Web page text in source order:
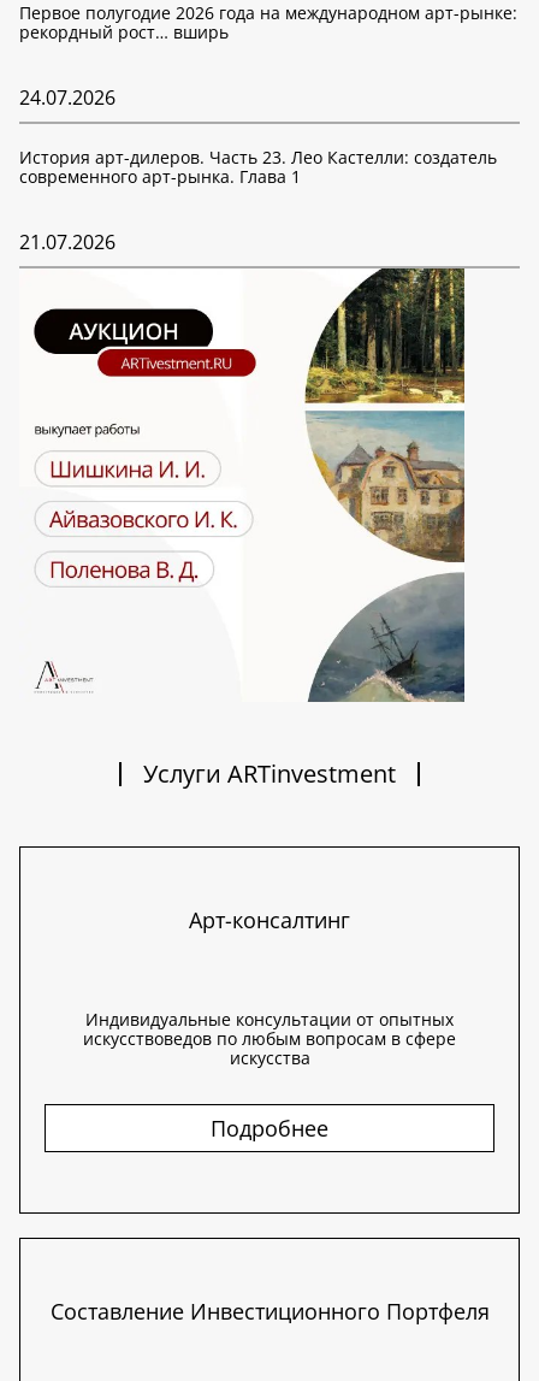
Первое полугодие 2026 года на международном арт-рынке:
рекордный рост… вширь
24.07.2026
История арт-дилеров. Часть 23. Лео Кастелли: создатель
современного арт-рынка. Глава 1
21.07.2026
Услуги ARTinvestment
Арт-консалтинг
Индивидуальные консультации от опытных
искусствоведов по любым вопросам в сфере
искусства
Подробнее
Составление Инвестиционного Портфеля